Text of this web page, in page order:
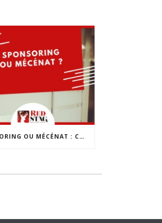
SPONSORING OU MÉCÉNAT : COMMENT CHOISIR ?